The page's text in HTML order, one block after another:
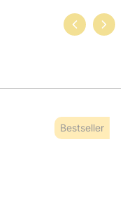
Bestseller